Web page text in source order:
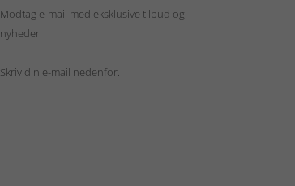
Modtag e-mail med eksklusive tilbud og
nyheder.
Skriv din e-mail nedenfor.